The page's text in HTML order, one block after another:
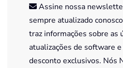
Assine nossa
sempre atualizado
traz informações sobre as
atualizações de software
desconto exclusivos. Nós